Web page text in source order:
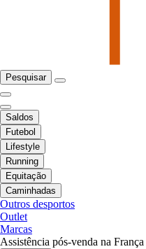
Pesquisar
Saldos
Futebol
Lifestyle
Running
Equitação
Caminhadas
Outros desportos
Outlet
Marcas
Assistência pós-venda na França